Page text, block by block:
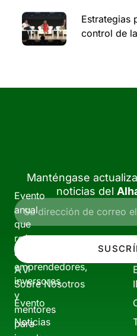
Estrategias
control de
Evento
anual
que
reúne
a
emprendedores,
inversores
y
mentores
para
Manténgase
noticias del
AV
Sobre Nosotros
Evento
Noticias